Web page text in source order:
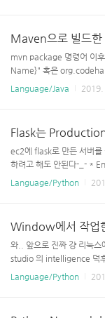
Maven으로 빌드한
mvn package 명령어 이
Name}" 혹은
sicapp.App 를 추가한 후
Language/Java
Flask는
ec2에 flask로 만든 서버
하려고 해도 안된다-_- *
development server in
y to use, Fl..
Language/Python
와.. 앞으로 진짜 걍 리눅스
studio 의 intelligence 덕
가 났다.. 특히
Language/Python